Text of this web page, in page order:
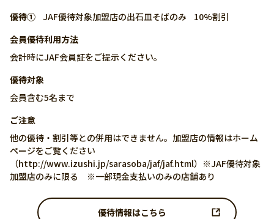
優待① JAF優待対象加盟店の出石皿そばのみ
10%割引
会員優待利用方法
会計時にJAF会員証をご提示ください。
優待対象
会員含む5名まで
ご注意
他の優待・割引等との併用はできません。加盟店の情報はホーム
ページをご覧ください
（http://www.izushi.jp/sarasoba/jaf/jaf.html）※JAF優待対象
加盟店のみに限る ※一部現金支払いのみの店舗あり
優待情報はこちら